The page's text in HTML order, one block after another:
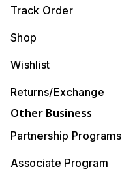
Track Order
Shop
Wishlist
Returns/Exchange
Other Business
Partnership Programs
Associate Program